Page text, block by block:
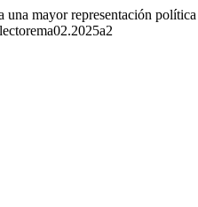
mayor representación